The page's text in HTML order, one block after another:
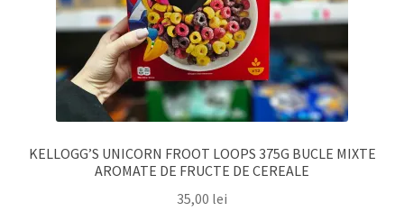
KELLOGG’S UNICORN FROOT LOOPS 375G BUCLE MIXTE
AROMATE DE FRUCTE DE CEREALE
35,00 lei